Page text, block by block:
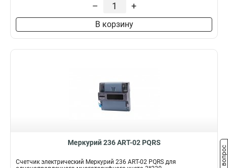
– +
В корзину
Меркурий 236 АRT-02 PQRS
Счетчик электрический Меркурий 236 АRT-02 PQRS для